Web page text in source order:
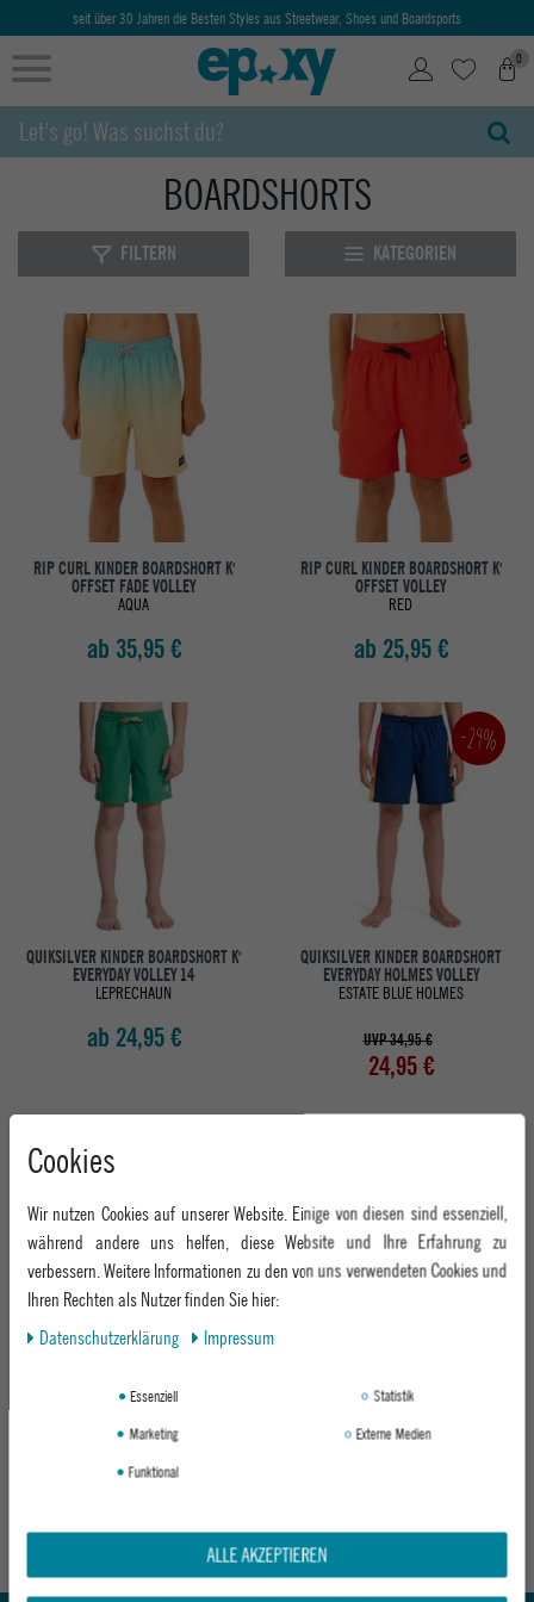
seit über 30 Jahren die Besten Styles aus Streetwear, Shoes und Boardsports
0
BOARDSHORTS
FILTERN KATEGORIEN
RIP CURL KINDER BOARDSHORT K'
OFFSET FADE VOLLEY
AQUA
ab 35,95 €
RIP CURL KINDER BOARDSHORT K'
OFFSET VOLLEY
RED
ab 25,95 €
QUIKSILVER KINDER BOARDSHORT K'
EVERYDAY VOLLEY 14
LEPRECHAUN
ab 24,95 €
-29%
QUIKSILVER KINDER BOARDSHORT
EVERYDAY HOLMES VOLLEY
ESTATE BLUE HOLMES
UVP 34,95 €
24,95 €
EVERYDAY 13 B JAMV
17,95 €
TAXERWSYTH B WKST
Kauf auf Rechnung
Abholung in den Epoxy Stores
Cookies
Wir nutzen Cookies auf unserer Website. Einige von diesen sind essenziell,
während andere uns helfen, diese Website und Ihre Erfahrung zu
verbessern. Weitere Informationen zu den von uns verwendeten Cookies und
Ihren Rechten als Nutzer finden Sie hier:
Daten­schutz­erklärung
Impressum
Essenziell
Statistik
Marketing
Externe Medien
Funktional
ALLE AKZEPTIEREN